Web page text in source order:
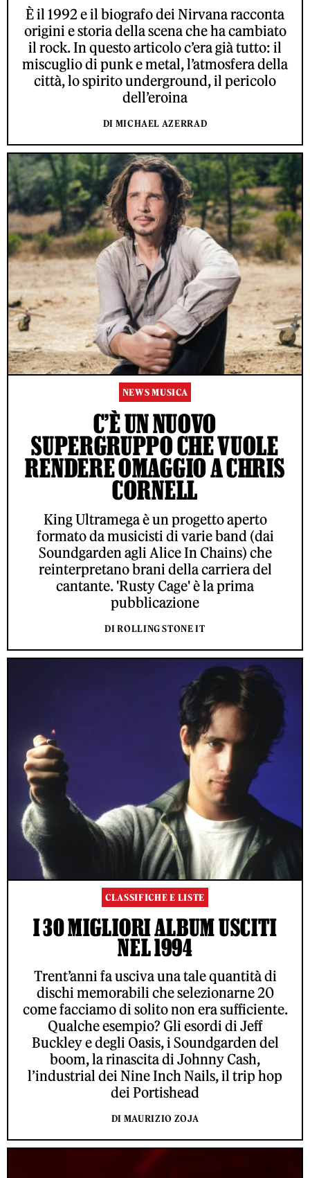
È il 1992 e il biografo dei Nirvana racconta
origini e storia della scena che ha cambiato
il rock. In questo articolo c’era già tutto: il
miscuglio di punk e metal, l’atmosfera della
città, lo spirito underground, il pericolo
dell’eroina
DI MICHAEL AZERRAD
NEWS MUSICA
C’È UN NUOVO
SUPERGRUPPO CHE VUOLE
RENDERE OMAGGIO A CHRIS
CORNELL
King Ultramega è un progetto aperto
formato da musicisti di varie band (dai
Soundgarden agli Alice In Chains) che
reinterpretano brani della carriera del
cantante. 'Rusty Cage' è la prima
pubblicazione
DI ROLLING STONE IT
CLASSIFICHE E LISTE
I 30 MIGLIORI ALBUM USCITI
NEL 1994
Trent’anni fa usciva una tale quantità di
dischi memorabili che selezionarne 20
come facciamo di solito non era sufficiente.
Qualche esempio? Gli esordi di Jeff
Buckley e degli Oasis, i Soundgarden del
boom, la rinascita di Johnny Cash,
l’industrial dei Nine Inch Nails, il trip hop
dei Portishead
DI MAURIZIO ZOJA